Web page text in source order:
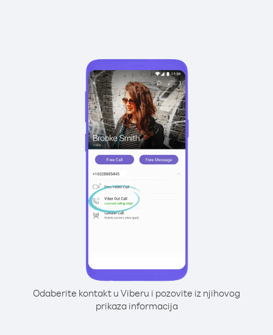
Odaberite kontakt u Viberu i pozovite iz njihovog
prikaza informacija